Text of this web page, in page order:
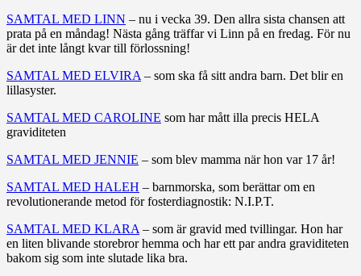
SAMTAL MED LINN – nu i vecka 39. Den allra sista chansen att
prata på en måndag! Nästa gång träffar vi Linn på en fredag. För nu
är det inte långt kvar till förlossning!
SAMTAL MED ELVIRA – som ska få sitt andra barn. Det blir en
lillasyster.
SAMTAL MED CAROLINE som har mått illa precis HELA
graviditeten
SAMTAL MED JENNIE – som blev mamma när hon var 17 år!
SAMTAL MED HALEH – barnmorska, som berättar om en
revolutionerande metod för fosterdiagnostik: N.I.P.T.
SAMTAL MED KLARA – som är gravid med tvillingar. Hon har
en liten blivande storebror hemma och har ett par andra graviditeten
bakom sig som inte slutade lika bra.